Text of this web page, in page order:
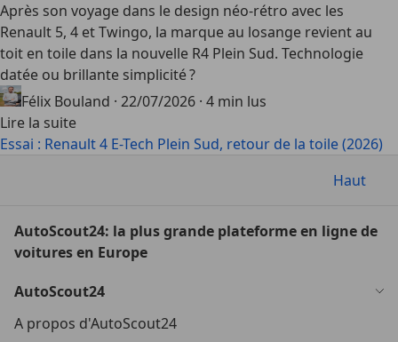
Après son voyage dans le design néo-rétro avec les
Renault 5, 4 et Twingo, la marque au losange revient au
toit en toile dans la nouvelle R4 Plein Sud. Technologie
datée ou brillante simplicité ?
Félix Bouland · 22/07/2026 · 4 min lus
Lire la suite
Essai : Renault 4 E-Tech Plein Sud, retour de la toile (2026)
Haut
AutoScout24: la plus grande plateforme en ligne de
voitures en Europe
AutoScout24
A propos d'AutoScout24